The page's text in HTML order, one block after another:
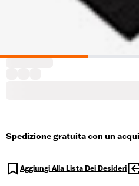
Spedizione gratuita con un
Aggiungi Alla Lista Dei Desideri